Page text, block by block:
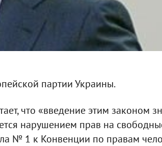
партии Украины.
что «введение этим законом
нарушением прав на
№ 1 к Конвенции по правам